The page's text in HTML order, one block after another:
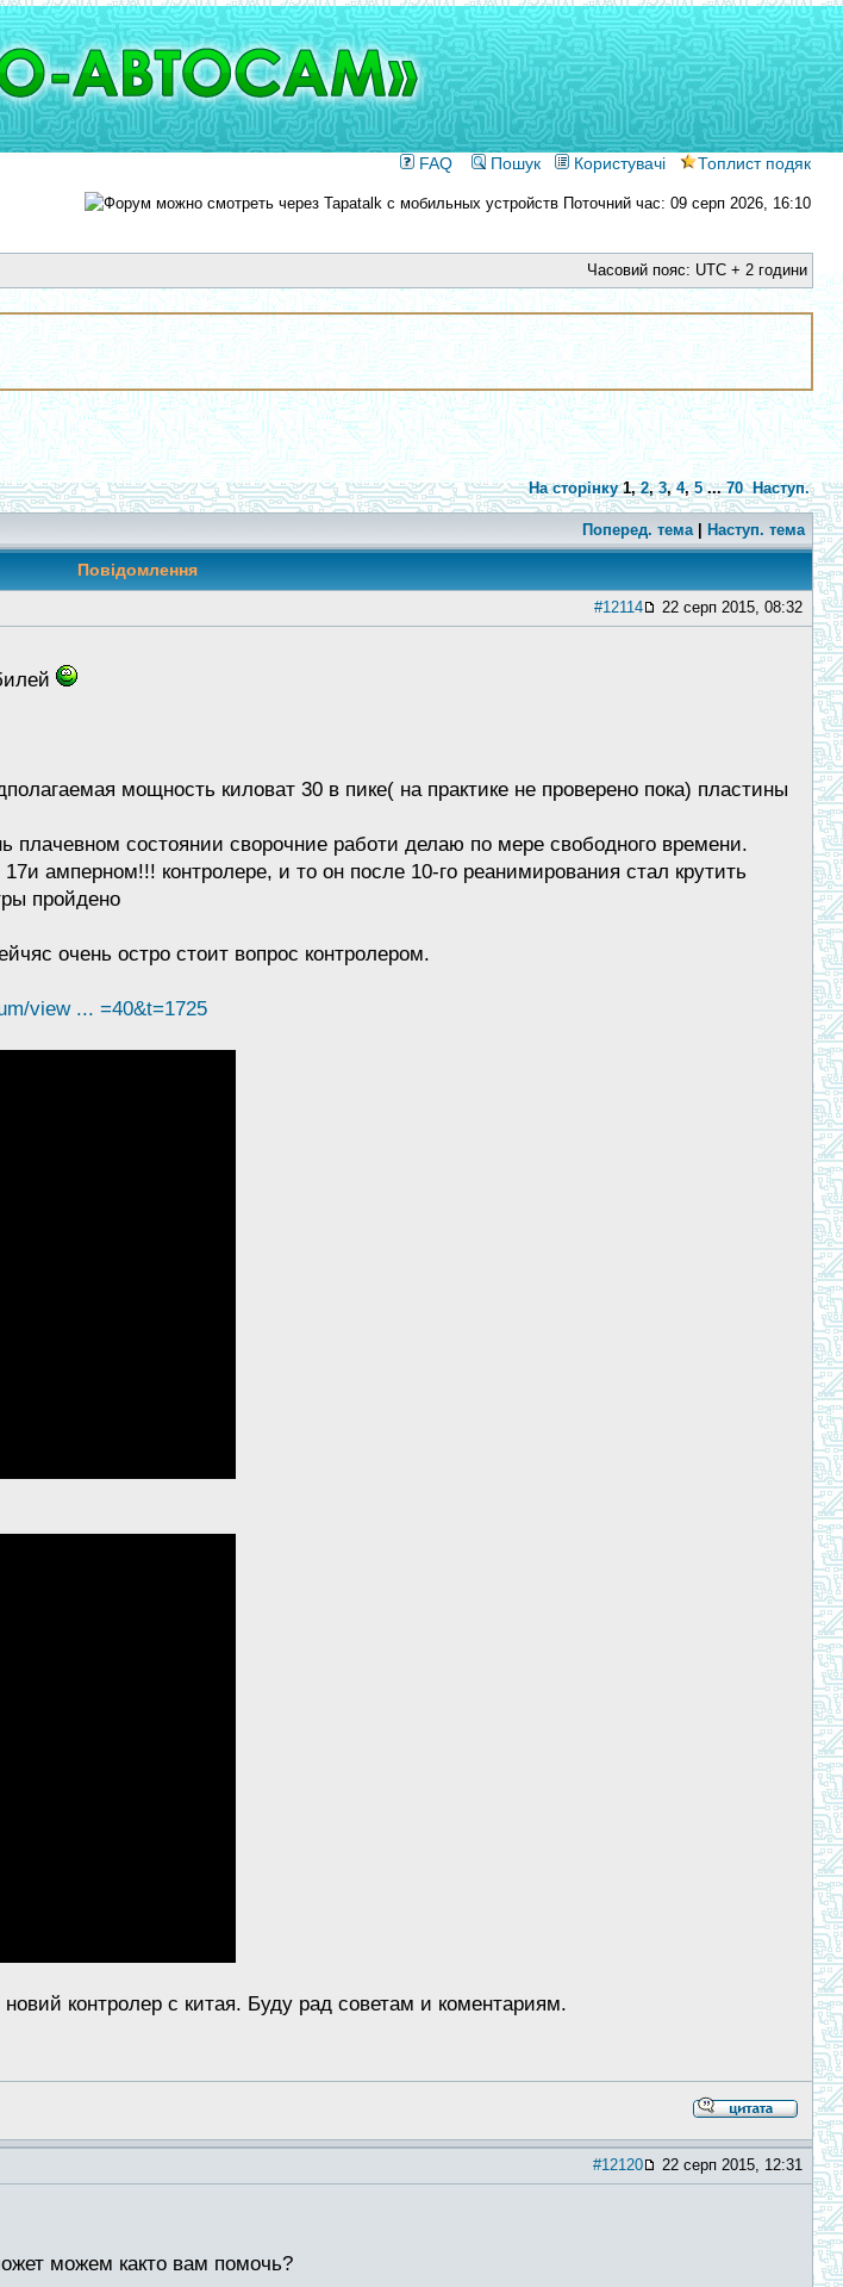
FAQ Пошук Користувачі Топлист подяк
Поточний час: 09 серп 2026, 16:10
Часовий пояс: UTC + 2 години
На сторінку 1,2,3,4,5...70 Наступ.
Поперед. тема| Наступ. тема
Повідомлення
#12114 22 серп 2015, 08:32
мощность киловат 30 в пике( на практике не проверено пока) пластины
плачевном состоянии сворочние работи делаю по мере свободного времени.
амперном!!! контролере, и то он после 10-го реанимирования стал крутить
пройдено
очень остро стоит вопрос контролером.
view ... =40&t=1725
контролер с китая. Буду рад советам и коментариям.
#12120 22 серп 2015, 12:31
можем както вам помочь?